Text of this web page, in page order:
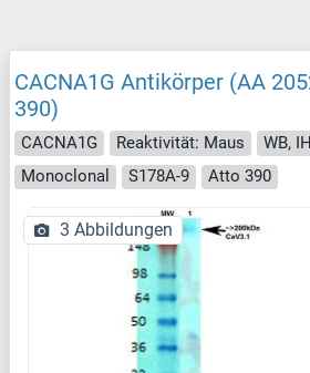
CACNA1G Antikörper (AA
390)
CACNA1G Reaktivität: Maus WB,
Monoclonal
S178A-9 Atto 390
3 Abbildungen